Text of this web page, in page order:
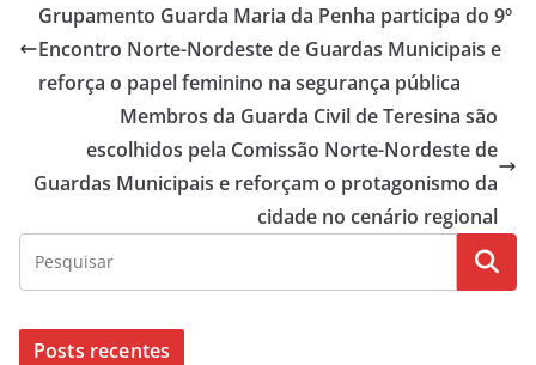
Grupamento Guarda Maria da Penha participa do 9º
Encontro Norte-Nordeste de Guardas Municipais e
reforça o papel feminino na segurança pública
Membros da Guarda Civil de Teresina são
escolhidos pela Comissão Norte-Nordeste de
Guardas Municipais e reforçam o protagonismo da
cidade no cenário regional
Posts recentes